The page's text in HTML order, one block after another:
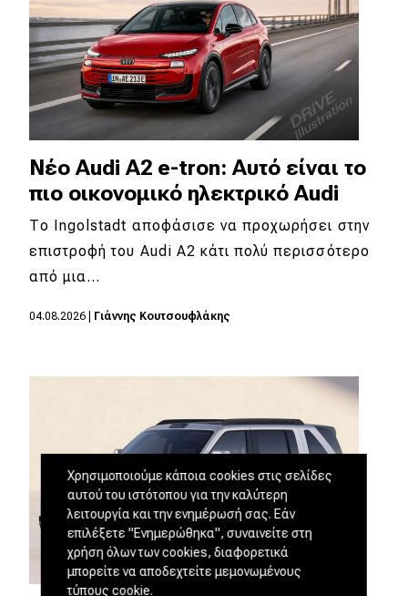
Νέο Audi A2 e-tron: Αυτό είναι το
πιο οικονομικό ηλεκτρικό Audi
Το Ingolstadt αποφάσισε να προχωρήσει στην
επιστροφή του Audi A2 κάτι πολύ περισσότερο
από μια…
04.08.2026 Γιάννης Κουτσουφλάκης
Χρησιμοποιούμε κάποια cookies στις σελίδες
αυτού του ιστότοπου για την καλύτερη
λειτουργία και την ενημέρωσή σας. Εάν
επιλέξετε "Ενημερώθηκα", συναινείτε στη
χρήση όλων των cookies, διαφορετικά
μπορείτε να αποδεχτείτε μεμονωμένους
τύπους cookie.